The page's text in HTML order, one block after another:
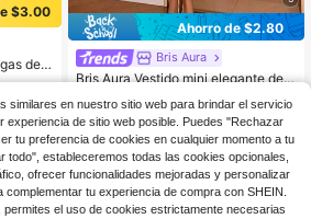
$3.00
de c
ele
vestid
Ahorro de $2.80
Bris Aura
Bris Aura Vestido mini elegante de
r amarillo claro, para fiesta
$ 22 -11% con cupón
similares en nuestro sitio web para brindar el servicio
experiencia de sitio web posible. Puedes "Rechazar
tu preferencia de cookies en cualquier momento a tu
todo", estableceremos todas las cookies opcionales,
ofrecer funcionalidades mejoradas y personalizar
tu experiencia de compra con SHEIN.
el uso de cookies estrictamente necesarias